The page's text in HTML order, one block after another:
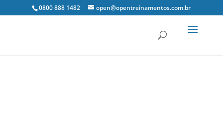
0800 888 1482 open@opentreinamentos.com.br